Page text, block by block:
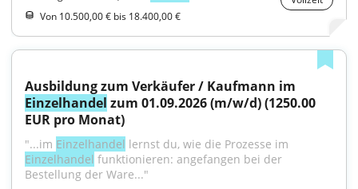
Von 10.500,00 € bis 18.400,00 €
Einzelhandel zum 01.09.2026 (m/w/d) (1250.00
EUR pro Monat)
"...im Einzelhandel
Einzelhandel funktionieren: angefangen bei der
Bestellung der Ware..."